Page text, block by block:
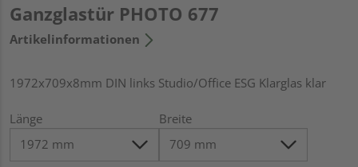
Ganzglastür PHOTO 677
Artikelinformationen
1972x709x8mm DIN links Studio/Office ESG Klarglas klar
Länge Breite